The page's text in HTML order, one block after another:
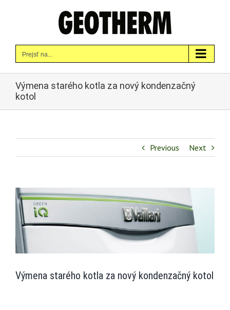
Prejsť na...
Výmena starého kotla za nový kondenzačný
kotol
Previous Next
Zobraziť
väčší
obrázok
Výmena starého kotla za nový kondenzačný kotol